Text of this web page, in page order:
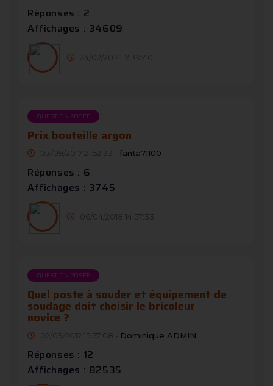
Réponses : 2
Affichages : 34609
24/02/2014 17:39:40
QUESTION POSÉE
Prix bouteille argon
03/09/2017 21:52:33 - fanta71100
Réponses : 6
Affichages : 3745
06/04/2018 14:57:33
QUESTION POSÉE
Quel poste à souder et équipement de
soudage doit choisir le bricoleur
novice ?
02/09/2012 15:57:08 - Dominique ADMIN
Réponses : 12
Affichages : 82535